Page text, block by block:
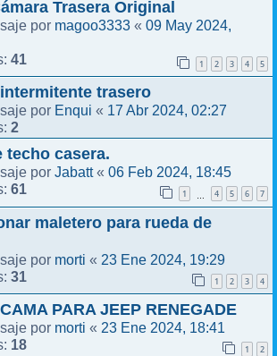
Trasera Original
por magoo3333 « 09 May 2024,
41 1 2 3 4 5
trasero
por Enqui « 17 Abr 2024, 02:27
2
techo casera.
por Jabatt« 06 Feb 2024, 18:45
61 1 4 5 6 7
maletero para rueda de
por morti « 23 Ene 2024, 19:29
31 1 2 3 4
PARA JEEP RENEGADE
por morti « 23 Ene 2024, 18:41
18 1 2